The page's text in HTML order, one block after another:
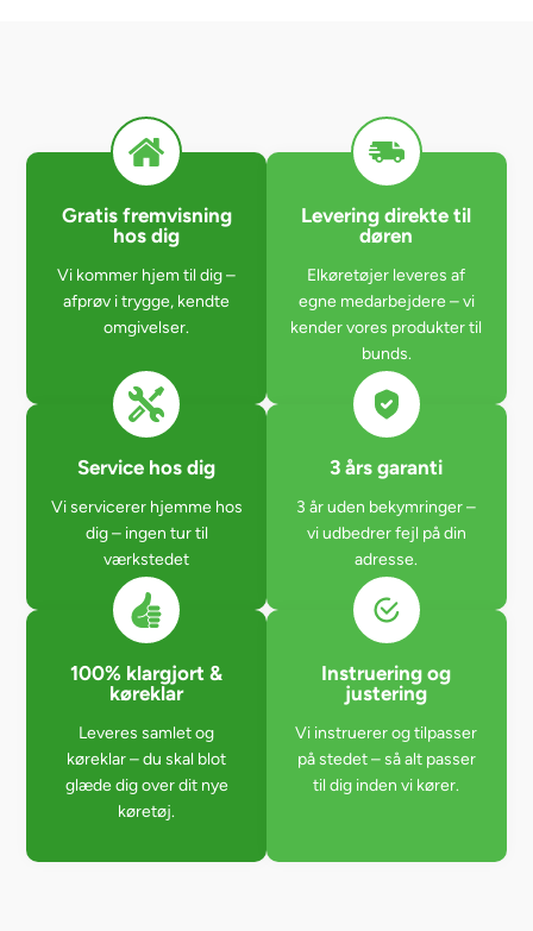
Gratis fremvisning
hos dig
Vi kommer hjem til dig –
afprøv i trygge, kendte
omgivelser.
Levering direkte til
døren
Elkøretøjer leveres af
egne medarbejdere – vi
kender vores produkter til
bunds.
Service hos dig
Vi servicerer hjemme hos
dig – ingen tur til
værkstedet
3 års garanti
3 år uden bekymringer –
vi udbedrer fejl på din
adresse.
100% klargjort &
køreklar
Leveres samlet og
køreklar – du skal blot
glæde dig over dit nye
køretøj.
Instruering og
justering
Vi instruerer og tilpasser
på stedet – så alt passer
til dig inden vi kører.